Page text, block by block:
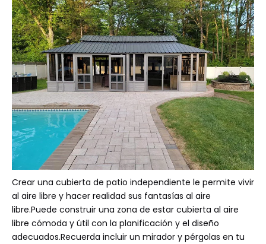
Crear una cubierta de patio independiente le permite vivir
al aire libre y hacer realidad sus fantasías al aire
libre.Puede construir una zona de estar cubierta al aire
libre cómoda y útil con la planificación y el diseño
adecuados.Recuerda incluir un mirador y pérgolas en tu